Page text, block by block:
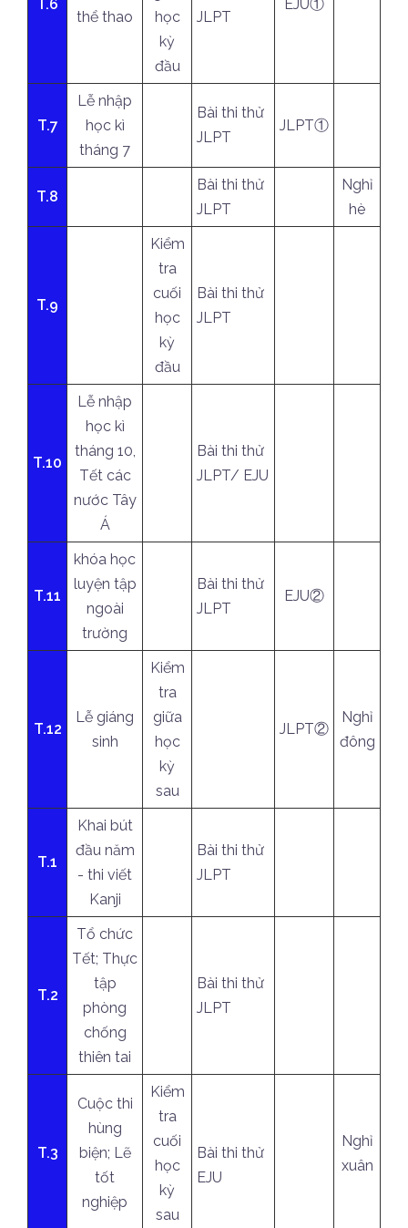
T.6
thể thao
học
kỳ
đầu
JLPT
EJU①
T.7
Lễ nhập
học kì
tháng 7
Bài thi thử
JLPT
JLPT①
T.8
Bài thi thử
JLPT
Nghỉ
hè
T.9
Kiểm
tra
cuối
học
kỳ
đầu
Bài thi thử
JLPT
T.10
Lễ nhập
học kì
tháng 10,
Tết các
nước Tây
Á
Bài thi thử
JLPT/ EJU
T.11
khóa học
luyện tập
ngoài
trường
Bài thi thử
JLPT
EJU②
T.12
Lễ giáng
sinh
Kiểm
tra
giữa
học
kỳ
sau
JLPT②
Nghỉ
đông
T.1
Khai bút
đầu năm
- thi viết
Kanji
Bài thi thử
JLPT
T.2
Tổ chức
Tết; Thực
tập
phòng
chống
thiên tai
Bài thi thử
JLPT
T.3
Cuộc thi
hùng
biện; Lẽ
tốt
nghiệp
Kiểm
tra
cuối
học
kỳ
sau
Bài thi thử
EJU
Nghỉ
xuân